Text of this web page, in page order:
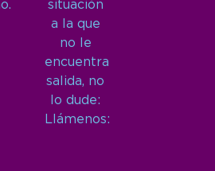
situación
a la que
no le
encuentra
salida, no
lo dude:
Llámenos: